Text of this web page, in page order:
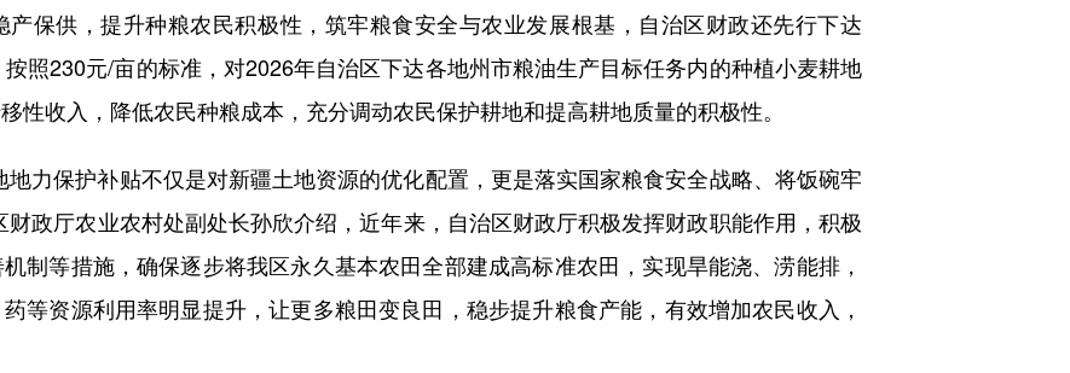
供，提升种粮农民积极性，筑牢粮食安全与农业发展根基，自治区财政还先行下达
照230元/亩的标准，对2026年自治区下达各地州市粮油生产目标任务内的种植小麦耕地
性收入，降低农民种粮成本，充分调动农民保护耕地和提高耕地质量的积极性。
力保护补贴不仅是对新疆土地资源的优化配置，更是落实国家粮食安全战略、将饭碗牢
政厅农业农村处副处长孙欣介绍，近年来，自治区财政厅积极发挥财政职能作用，积极
制等措施，确保逐步将我区永久基本农田全部建成高标准农田，实现旱能浇、涝能排，
等资源利用率明显提升，让更多粮田变良田，稳步提升粮食产能，有效增加农民收入，